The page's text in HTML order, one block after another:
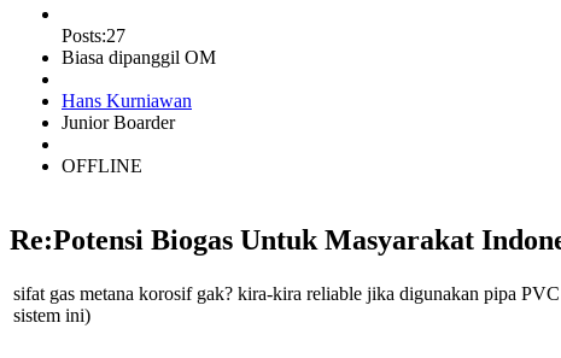
Posts:27
Biasa dipanggil OM
Hans Kurniawan
Junior Boarder
OFFLINE
Re:Potensi Biogas Untuk Masyarakat
sifat gas metana korosif gak? kira-kira reliable jika digunakan pipa
sistem ini)